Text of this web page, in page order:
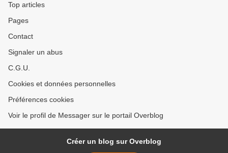
Top articles
Pages
Contact
Signaler un abus
C.G.U.
Cookies et données personnelles
Préférences cookies
Voir le profil de Messager sur le portail Overblog
Créer un blog sur Overblog